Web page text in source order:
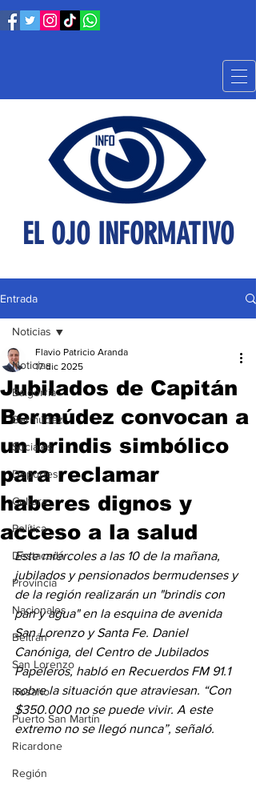
EL OJO INFORMATIVO
Entrada
Noticias
Baigorria
Bermúdez
Sociales
Deportes
Cultura
Política
Destacada
Provincia
Nacionales
Beltrán
San Lorenzo
Rosario
Puerto San Martín
Ricardone
Región
Noticias
Jubilados de Capitán
Bermúdez convocan a
un brindis simbólico
para reclamar
haberes dignos y
acceso a la salud
Flavio Patricio Aranda
17 dic 2025
Este miércoles a las 10 de la mañana,
jubilados y pensionados bermudenses y
de la región realizarán un "brindis con
pan y agua" en la esquina de avenida
San Lorenzo y Santa Fe. Daniel
Canóniga, del Centro de Jubilados
Papeleros, habló en Recuerdos FM 91.1
sobre la situación que atraviesan. “Con
$350.000 no se puede vivir. A este
extremo no se llegó nunca”, señaló.